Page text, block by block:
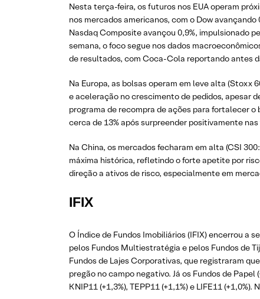
Nesta terça-feira, os futuros nos EUA operam
nos mercados americanos, com o Dow
Nasdaq Composite avançou 0,9%, impulsionado
semana, o foco segue nos dados
de resultados, com Coca-Cola reportando antes
Na Europa, as bolsas operam em leve alta (Stoxx
e aceleração no crescimento de pedidos, apesar
programa de recompra de ações para fortalecer
cerca de 13% após surpreender positivamente
Na China, os mercados fecharam em alta (CSI
máxima histórica, refletindo o forte apetite por
direção a ativos de risco, especialmente em
IFIX
O Índice de Fundos Imobiliários (IFIX) encerrou a
pelos Fundos Multiestratégia e pelos Fundos de
Fundos de Lajes Corporativas, que registraram
pregão no campo negativo. Já os Fundos de
KNIP11 (+1,3%), TEPP11 (+1,1%) e LIFE11